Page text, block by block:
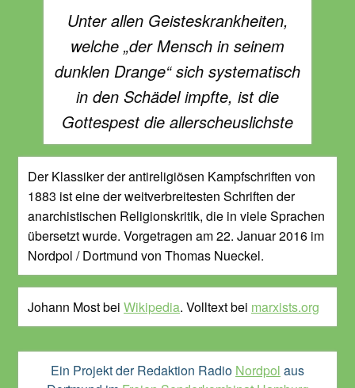
Unter allen Geisteskrankheiten,
welche „der Mensch in seinem
dunklen Drange“ sich systematisch
in den Schädel impfte, ist die
Gottespest die allerscheuslichste
Der Klassiker der antireligiösen Kampfschriften von
1883 ist eine der weitverbreitesten Schriften der
anarchistischen Religionskritik, die in viele Sprachen
übersetzt wurde. Vorgetragen am 22. Januar 2016 im
Nordpol / Dortmund von Thomas Nueckel.
Johann Most bei Wikipedia. Volltext bei marxists.org
Ein Projekt der Redaktion Radio Nordpol aus